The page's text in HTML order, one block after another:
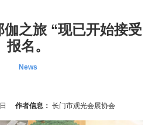
之旅 “现已开始接受
报名。
News
作者信息： 长门市观光会展协会